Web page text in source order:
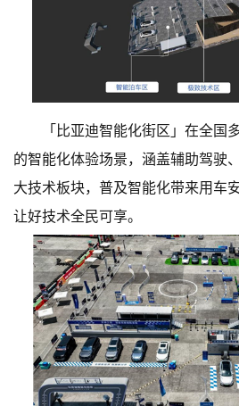
「比亚迪智能化街区」在全
的智能化体验场景，涵盖辅助驾驶
大技术板块，普及智能化带来用车
让好技术全民可享。